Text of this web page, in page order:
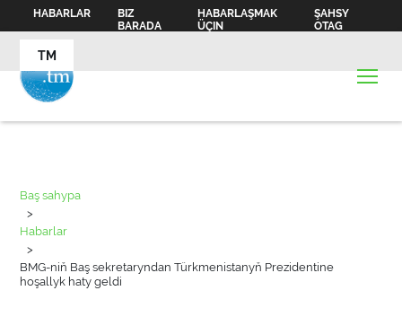
HABARLAR
BIZ
BARADA
HABARLAŞMAK
ÜÇIN
ŞAHSY
OTAG
TM
Baş sahypa
>
Habarlar
>
BMG-niň Baş sekretaryndan Türkmenistanyň Prezidentine
hoşallyk haty geldi